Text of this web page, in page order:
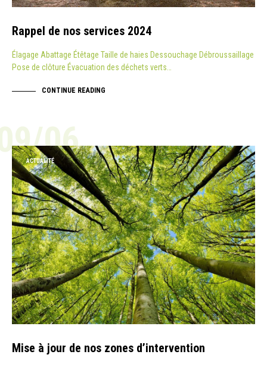
Rappel de nos services 2024
Élagage Abattage Étêtage Taille de haies Dessouchage Débroussaillage
Pose de clôture Évacuation des déchets verts…
CONTINUE READING
06
ACTUALITÉ
Mise à jour de nos zones d’intervention